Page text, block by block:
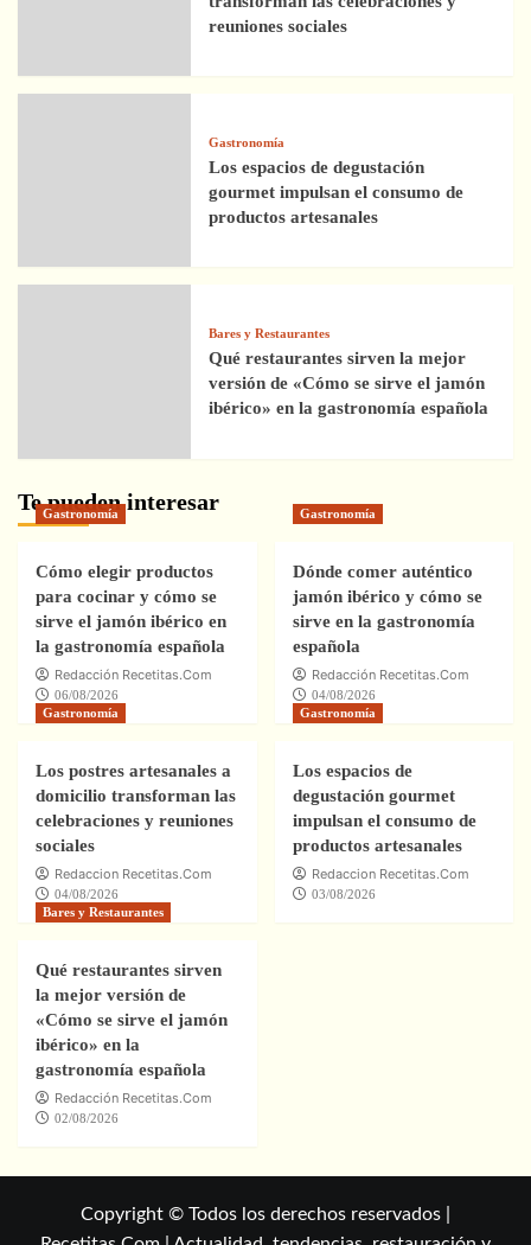
reuniones sociales
Gastronomía
Los espacios de degustación
gourmet impulsan el consumo de
productos artesanales
Bares y Restaurantes
Qué restaurantes sirven la mejor
versión de «Cómo se sirve el jamón
ibérico» en la gastronomía española
Te pueden interesar
Gastronomía
Cómo elegir productos
para cocinar y cómo se
sirve el jamón ibérico en
la gastronomía española
Redacción Recetitas.Com
06/08/2026
Gastronomía
Dónde comer auténtico
jamón ibérico y cómo se
sirve en la gastronomía
española
Redacción Recetitas.Com
04/08/2026
Gastronomía
Los postres artesanales a
domicilio transforman las
celebraciones y reuniones
sociales
Redaccion Recetitas.Com
04/08/2026
Gastronomía
Los espacios de
degustación gourmet
impulsan el consumo de
productos artesanales
Redaccion Recetitas.Com
03/08/2026
Bares y Restaurantes
Qué restaurantes sirven
la mejor versión de
«Cómo se sirve el jamón
ibérico» en la
gastronomía española
Redacción Recetitas.Com
02/08/2026
Copyright © Todos los derechos reservados |